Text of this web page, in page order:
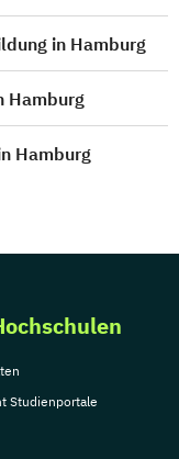
in Hamburg
Hamburg
Hamburg
Studienportale